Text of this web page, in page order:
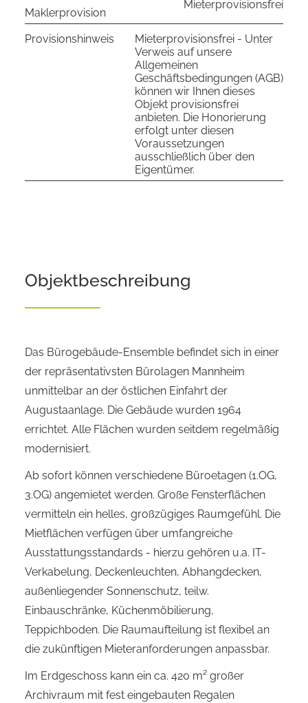
Maklerprovision
Mieterprovisionsfrei
Provisionshinweis
Mieterprovisionsfrei - Unter
Verweis auf unsere
Allgemeinen
Geschäftsbedingungen (AGB)
können wir Ihnen dieses
Objekt provisionsfrei
anbieten. Die Honorierung
erfolgt unter diesen
Voraussetzungen
ausschließlich über den
Eigentümer.
Objekt­beschreibung
Das Bürogebäude-Ensemble befindet sich in einer
der repräsentativsten Bürolagen Mannheim
unmittelbar an der östlichen Einfahrt der
Augustaanlage. Die Gebäude wurden 1964
errichtet. Alle Flächen wurden seitdem regelmäßig
modernisiert.
Ab sofort können verschiedene Büroetagen (1.OG,
3.OG) angemietet werden. Große Fensterflächen
vermitteln ein helles, großzügiges Raumgefühl. Die
Mietflächen verfügen über umfangreiche
Ausstattungsstandards - hierzu gehören u.a. IT-
Verkabelung, Deckenleuchten, Abhangdecken,
außenliegender Sonnenschutz, teilw.
Einbauschränke, Küchenmöbilierung,
Teppichboden. Die Raumaufteilung ist flexibel an
die zukünftigen Mieteranforderungen anpassbar.
Im Erdgeschoss kann ein ca. 420 m² großer
Archivraum mit fest eingebauten Regalen